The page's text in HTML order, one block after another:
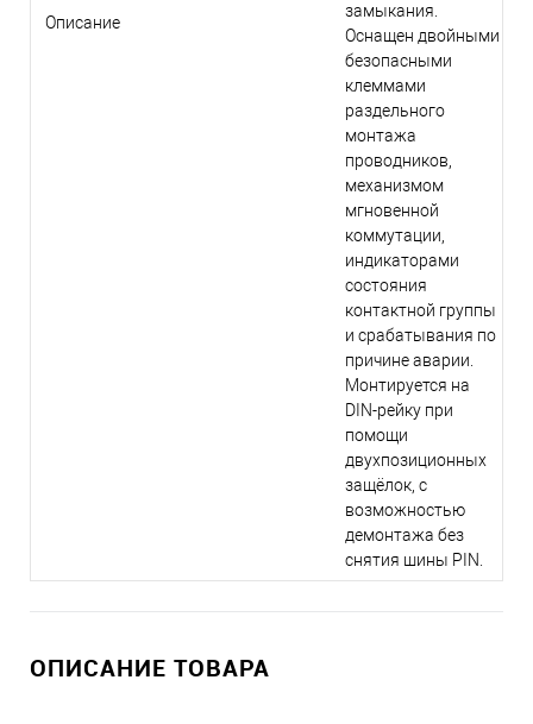
Описание
замыкания.
Оснащен двойными
безопасными
клеммами
раздельного
монтажа
проводников,
механизмом
мгновенной
коммутации,
индикаторами
состояния
контактной группы
и срабатывания по
причине аварии.
Монтируется на
DIN-рейку при
помощи
двухпозиционных
защёлок, с
возможностью
демонтажа без
снятия шины PIN.
ОПИСАНИЕ ТОВАРА